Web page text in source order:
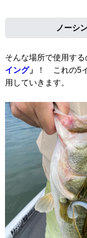
ノーシ
そんな場所で使用す
イング」
！ これの5
用していきます。